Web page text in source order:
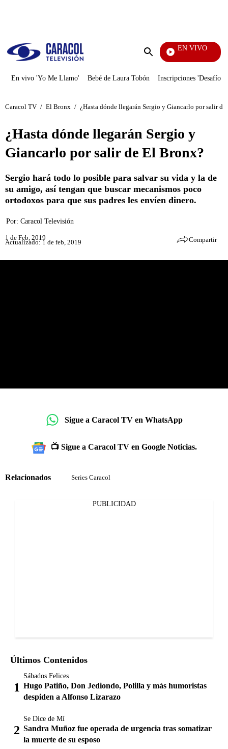
Enviar
EN VIVO
En vivo 'Yo Me Llamo' Bebé de Laura Tobón Inscripciones 'Desafío'
Caracol TV / El Bronx / ¿Hasta dónde llegarán Sergio y Giancarlo por salir
¿Hasta dónde llegarán Sergio y
Giancarlo por salir de El Bronx?
Sergio hará todo lo posible para salvar su vida y la de
su amigo, así tengan que buscar mecanismos poco
ortodoxos para que sus padres les envíen dinero.
Por: Caracol Televisión
1 de Feb, 2019
Actualizado: 1 de feb, 2019 Compartir
Sigue a Caracol TV en WhatsApp
📺 Sigue a Caracol TV en Google Noticias.
Relacionados Series Caracol
PUBLICIDAD
Últimos Contenidos
Sábados Felices
Hugo Patiño, Don Jediondo, Polilla y más humoristas
despiden a Alfonso Lizarazo
Se Dice de Mí
Sandra Muñoz fue operada de urgencia tras somatizar
la muerte de su esposo